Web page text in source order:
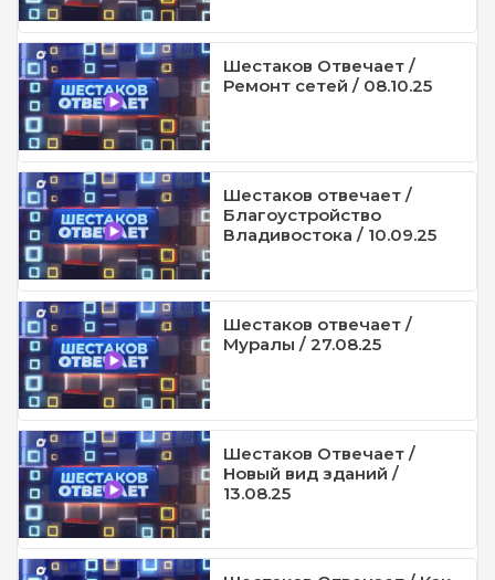
Шестаков Отвечает /
Ремонт сетей / 08.10.25
Шестаков отвечает /
Благоустройство
Владивостока / 10.09.25
Шестаков отвечает /
Муралы / 27.08.25
Шестаков Отвечает /
Новый вид зданий /
13.08.25